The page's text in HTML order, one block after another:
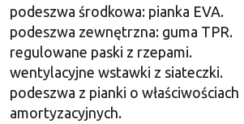
podeszwa środkowa: pianka EVA.
podeszwa zewnętrzna: guma TPR.
regulowane paski z rzepami.
wentylacyjne wstawki z siateczki.
podeszwa z pianki o właściwościach
amortyzacyjnych.